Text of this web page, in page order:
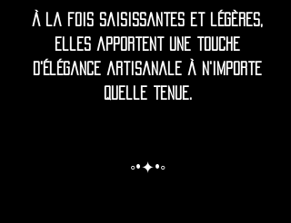
À la fois saisissantes et légères,
elles apportent une touche
d'élégance artisanale à n'importe
quelle tenue.
◦•✦•◦